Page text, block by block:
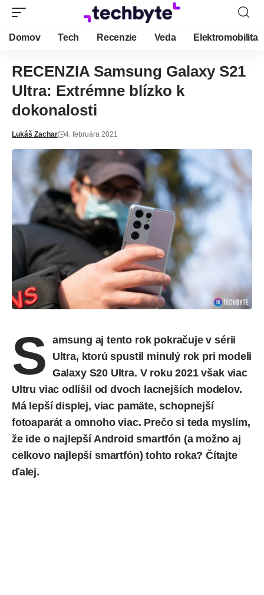
Domov Tech Recenzie Veda Elektromobilita
RECENZIA Samsung Galaxy S21
Ultra: Extrémne blízko k
dokonalosti
Lukáš Zachar 4. februára 2021
S amsung aj tento rok pokračujev sérii
Ultra, ktorú spustil minulý rok pri modeli
Galaxy S20 Ultra. V roku 2021 však viac
Ultru viac odlíšil od dvoch lacnejších modelov.
Má lepší displej, viac pamäte, schopnejší
fotoaparát a omnoho viac. Prečo si teda myslím,
že ide o najlepší Android smartfón (a možno aj
celkovo najlepší smartfón) tohto roka? Čítajte
ďalej.